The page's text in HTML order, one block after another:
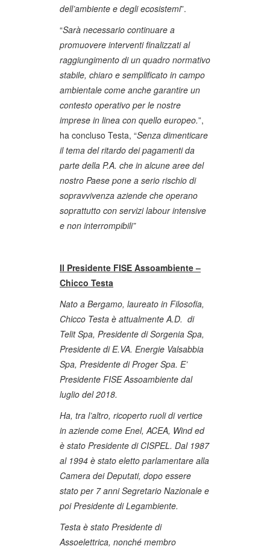
dell’ambiente e degli ecosistemi”.
“Sarà necessario continuare a
promuovere interventi finalizzati al
raggiungimento di un quadro normativo
stabile, chiaro e semplificato in campo
ambientale come anche garantire un
contesto operativo per le nostre
imprese in linea con quello europeo.”,
ha concluso Testa, “Senza dimenticare
il tema del ritardo dei pagamenti da
parte della P.A. che in alcune aree del
nostro Paese pone a serio rischio di
sopravvivenza aziende che operano
soprattutto con servizi labour intensive
e non interrompibili”
Il Presidente FISE Assoambiente –
Chicco Testa
Nato a Bergamo, laureato in Filosofia,
Chicco Testa è attualmente A.D. di
Telit Spa, Presidente di Sorgenia Spa,
Presidente di E.VA. Energie Valsabbia
Spa, Presidente di Proger Spa. E’
Presidente FISE Assoambiente dal
luglio del 2018.
Ha, tra l’altro, ricoperto ruoli di vertice
in aziende come Enel, ACEA, Wind ed
è stato Presidente di CISPEL. Dal 1987
al 1994 è stato eletto parlamentare alla
Camera dei Deputati, dopo essere
stato per 7 anni Segretario Nazionale e
poi Presidente di Legambiente.
Testa è stato Presidente di
Assoelettrica, nonché membro